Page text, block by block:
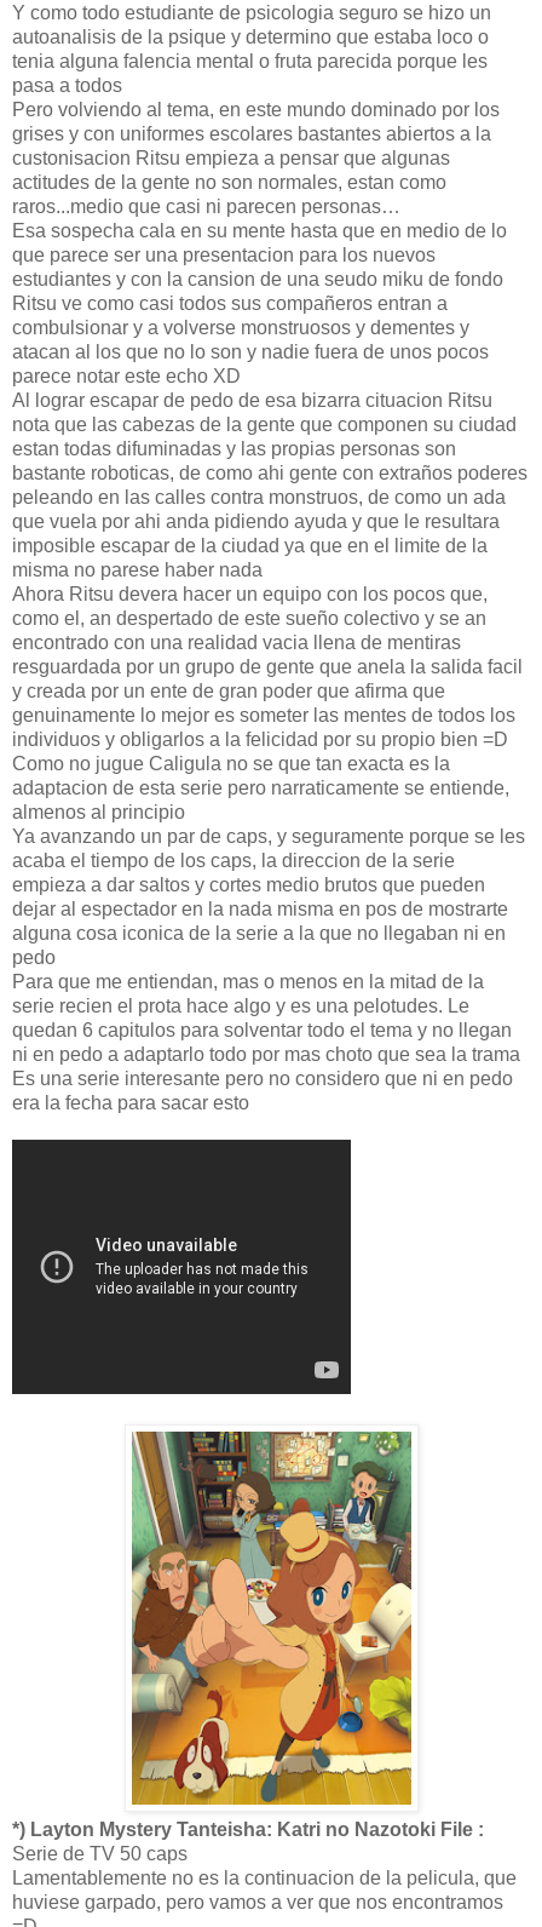
Y como todo estudiante de psicologia seguro se hizo un
autoanalisis de la psique y determino que estaba loco o
tenia alguna falencia mental o fruta parecida porque les
pasa a todos
Pero volviendo al tema, en este mundo dominado por los
grises y con uniformes escolares bastantes abiertos a la
custonisacion Ritsu empieza a pensar que algunas
actitudes de la gente no son normales, estan como
raros...medio que casi ni parecen personas…
Esa sospecha cala en su mente hasta que en medio de lo
que parece ser una presentacion para los nuevos
estudiantes y con la cansion de una seudo miku de fondo
Ritsu ve como casi todos sus compañeros entran a
combulsionar y a volverse monstruosos y dementes y
atacan al los que no lo son y nadie fuera de unos pocos
parece notar este echo XD
Al lograr escapar de pedo de esa bizarra cituacion Ritsu
nota que las cabezas de la gente que componen su ciudad
estan todas difuminadas y las propias personas son
bastante roboticas, de como ahi gente con extraños poderes
peleando en las calles contra monstruos, de como un ada
que vuela por ahi anda pidiendo ayuda y que le resultara
imposible escapar de la ciudad ya que en el limite de la
misma no parese haber nada
Ahora Ritsu devera hacer un equipo con los pocos que,
como el, an despertado de este sueño colectivo y se an
encontrado con una realidad vacia llena de mentiras
resguardada por un grupo de gente que anela la salida facil
y creada por un ente de gran poder que afirma que
genuinamente lo mejor es someter las mentes de todos los
individuos y obligarlos a la felicidad por su propio bien =D
Como no jugue Caligula no se que tan exacta es la
adaptacion de esta serie pero narraticamente se entiende,
almenos al principio
Ya avanzando un par de caps, y seguramente porque se les
acaba el tiempo de los caps, la direccion de la serie
empieza a dar saltos y cortes medio brutos que pueden
dejar al espectador en la nada misma en pos de mostrarte
alguna cosa iconica de la serie a la que no llegaban ni en
pedo
Para que me entiendan, mas o menos en la mitad de la
serie recien el prota hace algo y es una pelotudes. Le
quedan 6 capitulos para solventar todo el tema y no llegan
ni en pedo a adaptarlo todo por mas choto que sea la trama
Es una serie interesante pero no considero que ni en pedo
era la fecha para sacar esto
*) Layton Mystery Tanteisha: Katri no Nazotoki File :
Serie de TV 50 caps
Lamentablemente no es la continuacion de la pelicula, que
huviese garpado, pero vamos a ver que nos encontramos